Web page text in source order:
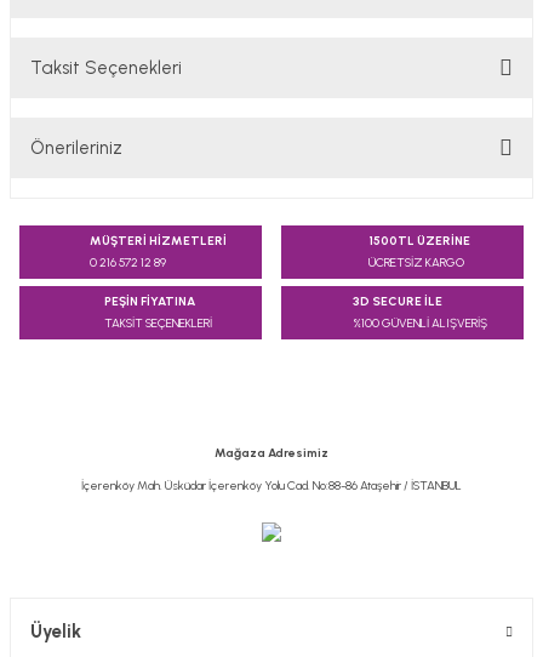
Taksit Seçenekleri
Önerileriniz
konularda yetersiz gördüğünüz noktaları öneri formunu
kullanarak tarafımıza iletebilirsiniz.
Ürün resmi kalitesiz, bozuk veya görüntülenemiyor.
MÜŞTERİ HİZMETLERİ
0 216 572 12 89
1500TL ÜZERİNE
ÜCRETSİZ KARGO
PEŞİN FİYATINA
TAKSİT SEÇENEKLERİ
3D SECURE İLE
%100 GÜVENLİ ALIŞVERİŞ
Mağaza Adresimiz
İçerenköy Mah. Üsküdar İçerenköy Yolu Cad. No:88-86 Ataşehir / İSTANBUL
Üyelik